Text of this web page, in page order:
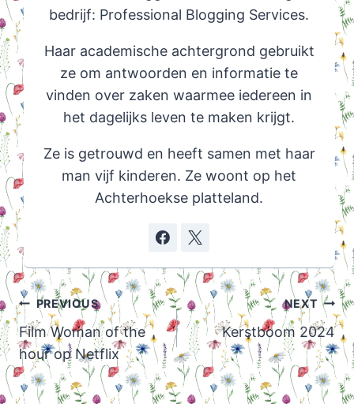
bedrijf: Professional Blogging Services.
Haar academische achtergrond gebruikt
ze om antwoorden en informatie te
vinden over zaken waarmee iedereen in
het dagelijks leven te maken krijgt.
Ze is getrouwd en heeft samen met haar
man vijf kinderen. Ze woont op het
Achterhoekse platteland.
Post
navigation
PREVIOUS
Film Woman of the
hour op Netflix
NEXT
Kerstboom 2024